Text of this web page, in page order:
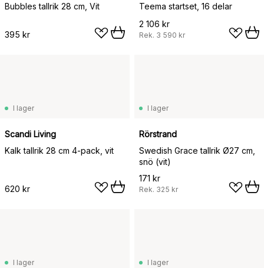
Bubbles tallrik 28 cm, Vit
395 kr
Teema startset, 16 delar
2 106 kr
Rek. 3 590 kr
I lager
Scandi Living
Kalk tallrik 28 cm 4-pack, vit
620 kr
I lager
Rörstrand
Swedish Grace tallrik Ø27 cm,
snö (vit)
171 kr
Rek. 325 kr
I lager I lager